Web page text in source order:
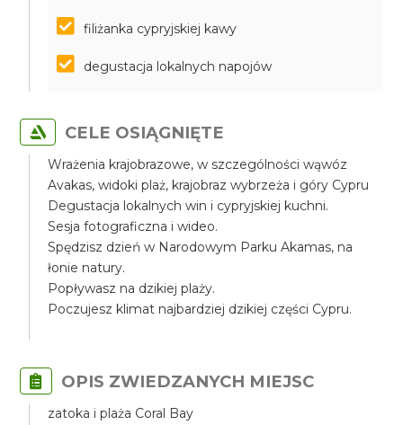
filiżanka cypryjskiej kawy
degustacja lokalnych napojów
CELE OSIĄGNIĘTE
Wrażenia krajobrazowe, w szczególności wąwóz
Avakas, widoki plaż, krajobraz wybrzeża i góry Cypru
Degustacja lokalnych win i cypryjskiej kuchni.
Sesja fotograficzna i wideo.
Spędzisz dzień w Narodowym Parku Akamas, na
łonie natury.
Popływasz na dzikiej plaży.
Poczujesz klimat najbardziej dzikiej części Cypru.
OPIS ZWIEDZANYCH MIEJSC
zatoka i plaża Coral Bay